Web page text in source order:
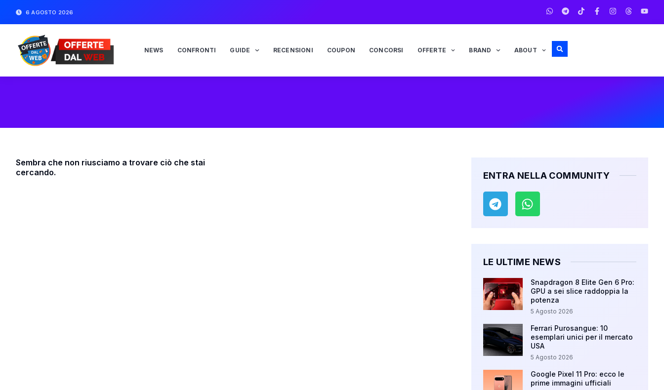
6 AGOSTO 2026
NEWS CONFRONTI GUIDE RECENSIONI COUPON CONCORSI OFFERTE BRAND ABOUT
Sembra che non riusciamo a trovare ciò che stai
cercando.
ENTRA NELLA COMMUNITY
LE ULTIME NEWS
Snapdragon 8 Elite Gen 6 Pro:
GPU a sei slice raddoppia la
potenza
5 Agosto 2026
Ferrari Purosangue: 10
esemplari unici per il mercato
USA
5 Agosto 2026
Google Pixel 11 Pro: ecco le
prime immagini ufficiali